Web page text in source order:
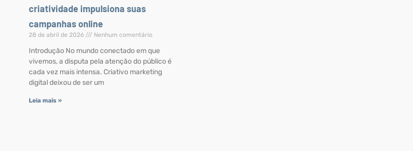
criatividade impulsiona suas
campanhas online
28 de abril de 2026 Nenhum comentário
Introdução No mundo conectado em que
vivemos, a disputa pela atenção do público é
cada vez mais intensa. Criativo marketing
digital deixou de ser um
Leia mais »